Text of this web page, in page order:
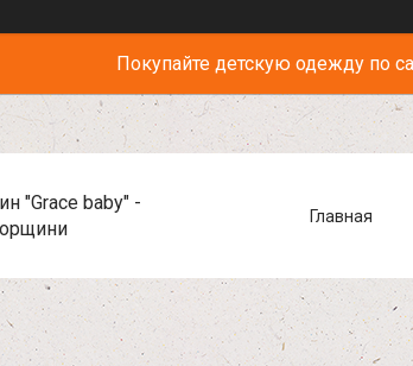
Покупайте детскую одежду по
"Grace baby" -
Главная